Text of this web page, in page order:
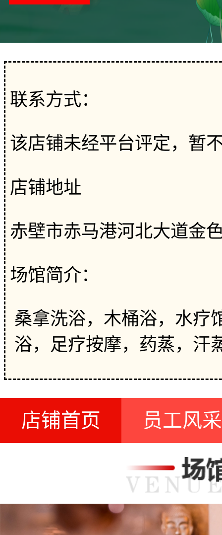
联系方式：
该店铺未经平台评定，暂
店铺地址
赤壁市赤马港河北大道金
场馆简介：
桑拿洗浴，木桶浴，水疗
浴，足疗按摩，药蒸，汗
店铺首页 员工风采